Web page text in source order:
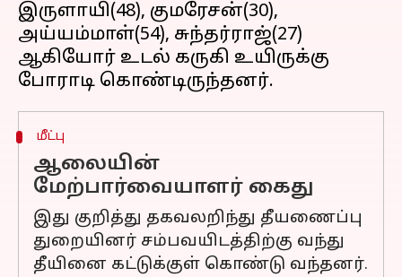
இருளாயி(48), குமரேசன்(30),
அய்யம்மாள்(54), சுந்தர்ராஜ்(27)
ஆகியோர் உடல் கருகி உயிருக்கு
மீட்பு
ஆலையின்
மேற்பார்வையாளர் கைது
இது குறித்து தகவலறிந்து தீயணைப்பு
துறையினர் சம்பவயிடத்திற்கு வந்து
தீயினை கட்டுக்குள் கொண்டு வந்தனர்.